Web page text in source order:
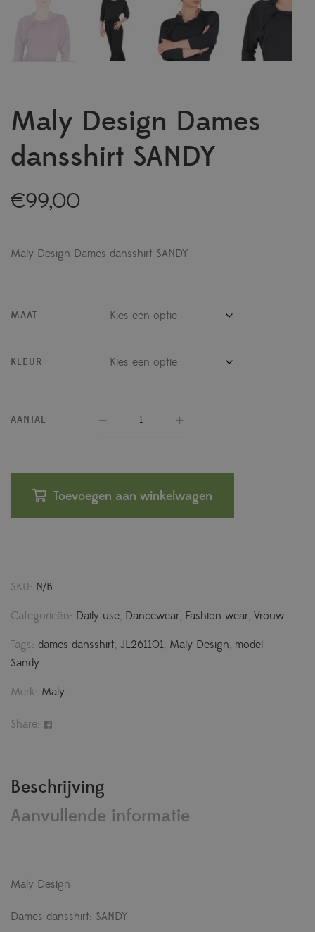
Maly Design Dames
dansshirt SANDY
€99,00
Maly Design Dames dansshirt SANDY
MAAT
KLEUR
AANTAL
Toevoegen aan winkelwagen
SKU: N/B
Categorieën: Daily use, Dancewear, Fashion wear, Vrouw
Tags: dames dansshirt, JL261101, Maly Design, model
Sandy
Merk: Maly
Share:
Beschrijving
Aanvullende informatie
Maly Design
Dames dansshirt: SANDY